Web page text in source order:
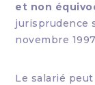
et non
jurisprudence
novembre
Le salarié